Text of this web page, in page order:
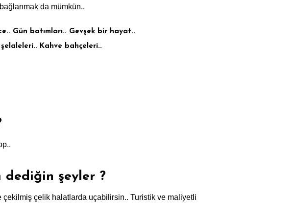
da mümkün..
Gün batımları.. Gevşek bir hayat..
şelaleleri.. Kahve bahçeleri..
dediğin şeyler ?
çekilmiş çelik halatlarda uçabilirsin.. Turistik ve maliyetli